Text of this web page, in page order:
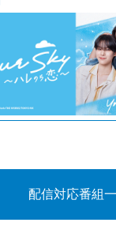
配信対応番組